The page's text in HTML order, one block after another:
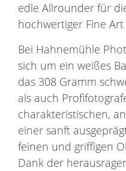
edle Allrounder für
hochwertiger Fine
Bei Hahnemühle
sich um ein weißes
das 308 Gramm
als auch
charakteristischen,
einer sanft
feinen und griffigen
Dank der